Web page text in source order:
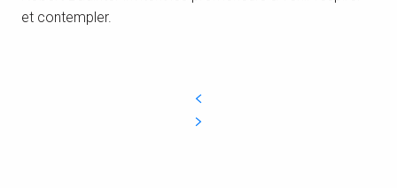
et contempler.